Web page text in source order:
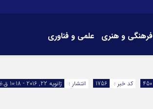
فرهنگی و هنری علمی و فناوری
انتشار :
ژانویه 22, 2016 - 10:18 ق.ظ کد خبر : 1756 450